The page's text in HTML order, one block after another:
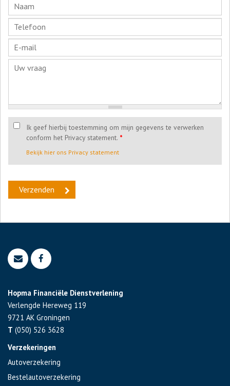
Ik geef hierbij toestemming om mijn gegevens te verwerken
conform het Privacy statement. *
Bekijk hier ons Privacy statement
Hopma Financiële Dienstverlening
Verlengde Hereweg 119
9721 AK Groningen
T (050) 526 3628
Verzekeringen
Autoverzekering
Bestelautoverzekering